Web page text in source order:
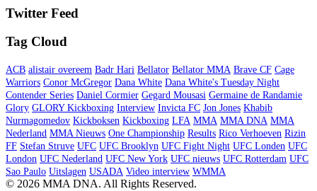
Twitter Feed
Tag Cloud
ACB alistair overeem Badr Hari Bellator Bellator MMA Brave CF Cage
Warriors Conor McGregor Dana White Dana White's Tuesday Night
Contender Series Daniel Cormier Gegard Mousasi Germaine de Randamie
Glory GLORY Kickboxing Interview Invicta FC Jon Jones Khabib
Nurmagomedov Kickboksen Kickboxing LFA MMA MMA DNA MMA
Nederland MMA Nieuws One Championship Results Rico Verhoeven Rizin
FF Stefan Struve UFC UFC Brooklyn UFC Fight Night UFC Londen UFC
London UFC Nederland UFC New York UFC nieuws UFC Rotterdam UFC
Sao Paulo Uitslagen USADA Video interview WMMA
© 2026 MMA DNA. All Rights Reserved.